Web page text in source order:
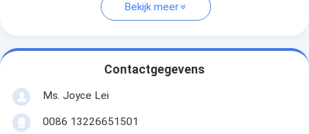
Bekijk meer
Contactgegevens
Ms. Joyce Lei
0086 13226651501